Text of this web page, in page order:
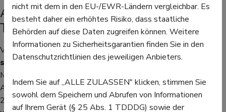
Allgemeines Befinden nach dem
Termin
Viele Säuglinge sind nach dem Impftermin müder als sonst. Sie
schlafen mehroder wirken insgesamt etwas erschöpft.
Manche Kinder zeigen auch eine vorübergehende
Appetitlosigkeit. Diese Verhaltensänderungen halten oft nur
24 bis 48 Stunden an. Es ist wichtig, dem Kind in dieser Zeit
nicht mit dem in den EU-/EWR-Ländern vergleichbar. Es
besteht daher ein erhöhtes Risiko, dass staatliche
Behörden auf diese Daten zugreifen können. Weitere
Informationen zu Sicherheitsgarantien finden Sie in den
Datenschutzrichtlinien des jeweiligen Anbieters.
Indem Sie auf „ALLE ZULASSEN" klicken, stimmen Sie
sowohl dem Speichern und Abrufen von Informationen
auf Ihrem Gerät (§ 25 Abs. 1 TDDDG) sowie der